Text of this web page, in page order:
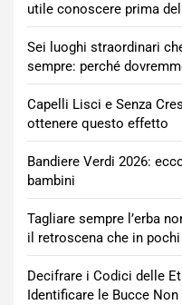
utile conoscere prima
Sei luoghi straordinari
sempre: perché
Capelli Lisci e Senza
ottenere questo effetto
Bandiere Verdi 2026:
bambini
Tagliare sempre l’erba
il retroscena che in
Decifrare i Codici delle
Identificare le Bucce